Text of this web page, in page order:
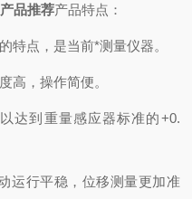
品推荐产品特点：
特点，是当前*测量仪器。
高，操作简便。
达到重量感应器标准的+0.
运行平稳，位移测量更加准